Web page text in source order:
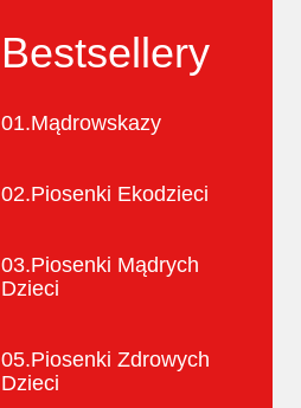
Bestsellery
01.Mądrowskazy
02.Piosenki Ekodzieci
03.Piosenki Mądrych
Dzieci
05.Piosenki Zdrowych
Dzieci